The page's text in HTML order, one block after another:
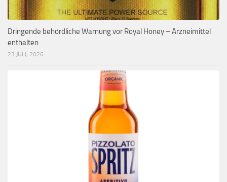
Dringende behördliche Warnung vor Royal Honey – Arzneimittel
enthalten
23 JULI, 2026